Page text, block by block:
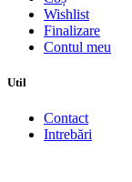
Wishlist
Finalizare
Contul meu
Util
Contact
Intrebări